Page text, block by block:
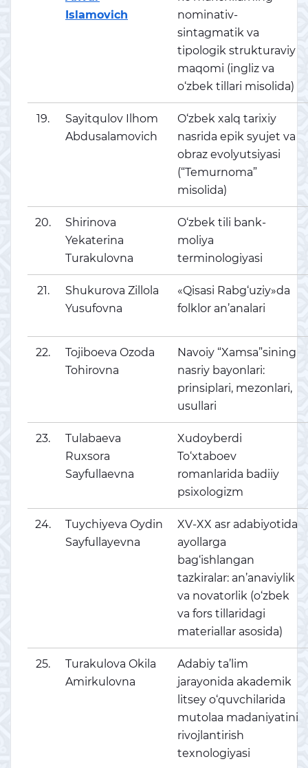
Islamovich
nominativ-
sintagmatik va
tipologik strukturaviy
maqomi (ingliz va
o‘zbek tillari misolida)
19.
Sayitqulov Ilhom
Abdusalamovich
O‘zbek xalq tarixiy
nasrida epik syujet va
obraz evolyutsiyasi
(“Temurnoma”
misolida)
20.
Shirinova
Yekaterina
Turakulovna
O‘zbek tili bank-
moliya
terminologiyasi
21.
Shukurova Zillola
Yusufovna
«Qisasi Rabg‘uziy»da
folklor an’analari
22.
Tojiboeva Ozoda
Tohirovna
Navoiy “Xamsa”sining
nasriy bayonlari:
prinsiplari, mezonlari,
usullari
23.
Tulabaeva
Ruxsora
Sayfullaevna
Xudoyberdi
To‘xtaboev
romanlarida badiiy
psixologizm
24.
Tuychiyeva Oydin
Sayfullayevna
XV-XX asr adabiyotida
ayollarga
bag‘ishlangan
tazkiralar: an’anaviylik
va novatorlik (o‘zbek
va fors tillaridagi
materiallar asosida)
25.
Turakulova Okila
Amirkulovna
Adabiy ta’lim
jarayonida akademik
litsey o‘quvchilarida
mutolaa madaniyatini
rivojlantirish
texnologiyasi